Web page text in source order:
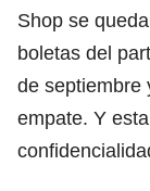
Shop se
boletas del
de septiembre
empate. Y